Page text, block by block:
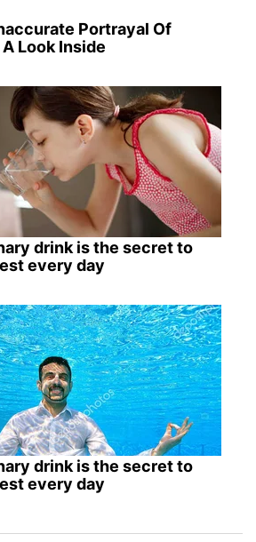
Portrayal Of
Look Inside
drink is the secret to
every day
drink is the secret to
every day